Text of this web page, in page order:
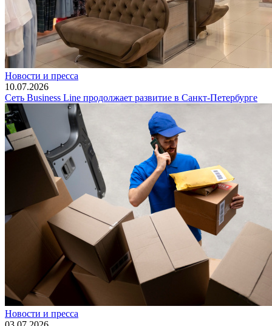
Новости и пресса
10.07.2026
Сеть Business Line продолжает развитие в Санкт-Петербурге
Новости и пресса